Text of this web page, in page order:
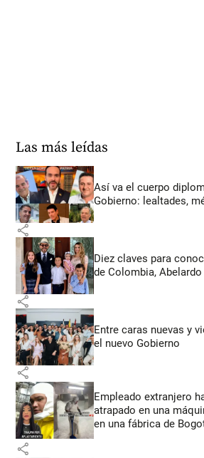
Las más leídas
Así va el cuerpo
Gobierno: lealtades,
share
Diez claves para
de Colombia,
share
Entre caras nuevas y
el nuevo Gobierno
share
Empleado extranjero
atrapado en una
en una fábrica de
share